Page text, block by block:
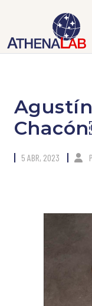
5 ABR, 2023